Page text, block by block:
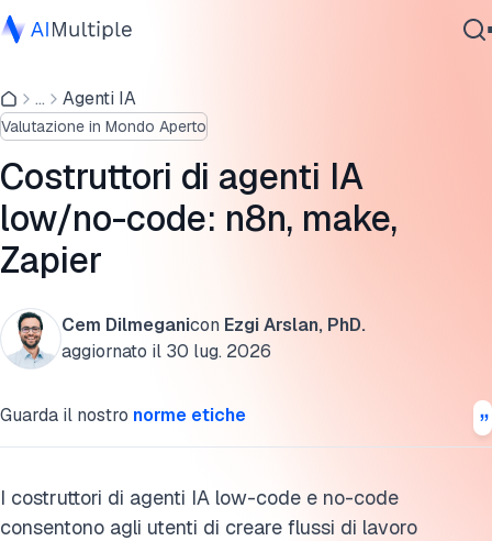
IA Agente
Sicurezza Informatica
Dati
Software Aziendale
Servizi
Contattaci
... Agenti IA
Valutazione in Mondo Aperto
Costruttori di agenti IA
low/no-code: n8n, make,
Zapier
Cem Dilmeganicon Ezgi Arslan, PhD.
aggiornato il 30 lug. 2026
Guarda il nostro norme etiche
I costruttori di agenti IA low-code e no-code
consentono agli utenti di creare flussi di lavoro
Creatio Studio
OpenAI's AgentKit
make
Google Workspace Studio
Ulteriori letture
Cita questa ricerca